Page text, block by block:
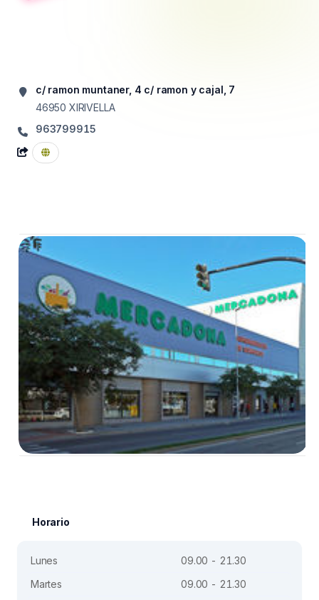
c/ ramon muntaner, 4 c/ ramon y cajal, 7
46950 XIRIVELLA
963799915
Horario
Lunes
09.00 - 21.30
Martes
09.00 - 21.30